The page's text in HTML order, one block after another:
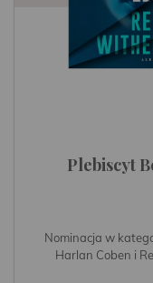
Plebiscyt
Nominacja w
Harlan Coben i